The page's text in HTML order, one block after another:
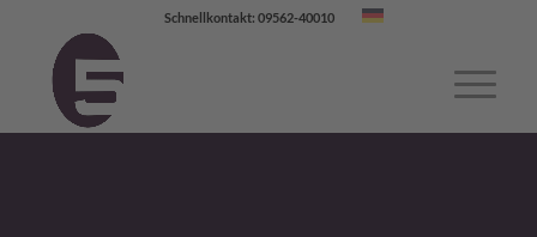
Schnellkontakt: 09562-40010